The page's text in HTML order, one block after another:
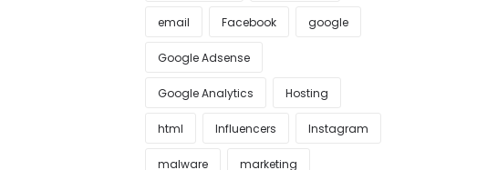
email Facebook google
Google Adsense
Google Analytics Hosting
html Influencers Instagram
malware marketing